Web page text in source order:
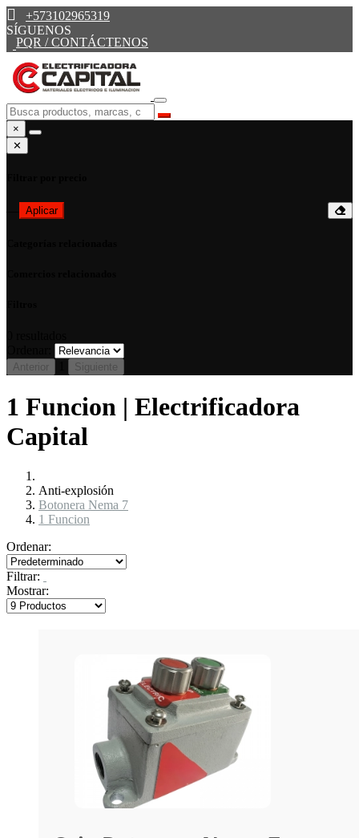
+573102965319
SÍGUENOS
PQR / CONTÁCTENOS
×
✕
Aplicar
Anterior Siguiente
1 Funcion | Electrificadora
Capital
Anti-explosión
Botonera Nema 7
1 Funcion
Ordenar:
Filtrar:
Mostrar: